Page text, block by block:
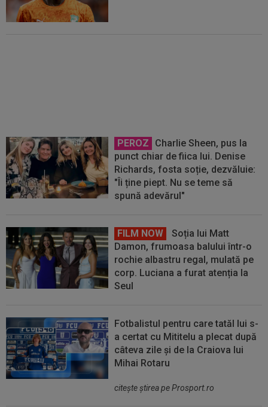
PEROZ
Charlie Sheen, pus la
punct chiar de fiica lui. Denise
Richards, fosta soție, dezvăluie:
"Îi ține piept. Nu se teme să
spună adevărul"
FILM NOW
Soția lui Matt
Damon, frumoasa balului într-o
rochie albastru regal, mulată pe
corp. Luciana a furat atenția la
Seul
Fotbalistul pentru care tatăl lui s-
a certat cu Mititelu a plecat după
câteva zile și de la Craiova lui
Mihai Rotaru
citeşte ştirea pe Prosport.ro